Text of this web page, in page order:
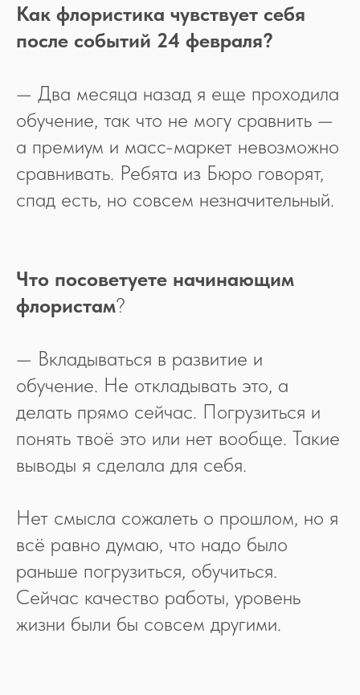
Как флористика чувствует себя
после событий 24 февраля?
— Два месяца назад я еще проходила
обучение, так что не могу сравнить —
а премиум и масс-маркет невозможно
сравнивать. Ребята из Бюро говорят,
спад есть, но совсем незначительный.
Что посоветуете начинающим
флористам?
— Вкладываться в развитие и
обучение. Не откладывать это, а
делать прямо сейчас. Погрузиться и
понять твоё это или нет вообще. Такие
выводы я сделала для себя.
Нет смысла сожалеть о прошлом, но я
всё равно думаю, что надо было
раньше погрузиться, обучиться.
Сейчас качество работы, уровень
жизни были бы совсем другими.